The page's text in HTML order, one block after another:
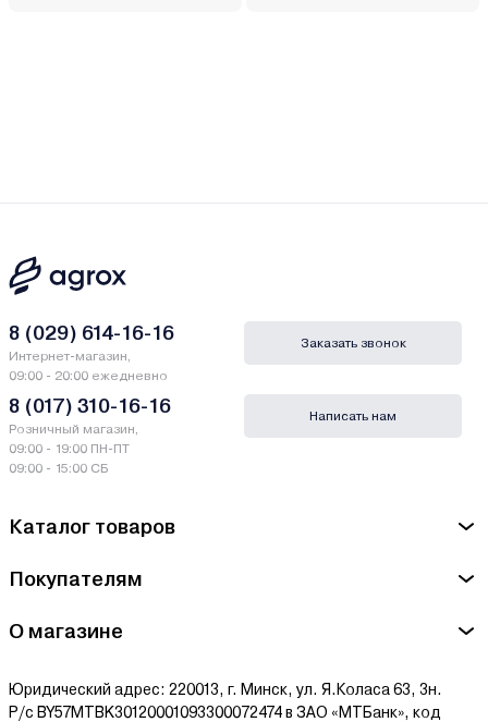
Каталог товаров
Покупателям
О магазине
Юридический адрес: 220013, г. Минск, ул. Я.Коласа 63, 3н.
Р/с BY57MTBK30120001093300072474 в ЗАО «МТБанк», код
8 (029) 614-16-16
Интернет-магазин,
09:00 - 20:00 ежедневно
8 (017) 310-16-16
Розничный магазин,
09:00 - 19:00 ПН-ПТ
09:00 - 15:00 СБ
Заказать звонок
Написать нам